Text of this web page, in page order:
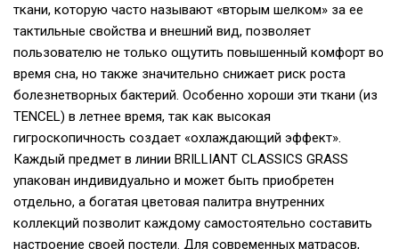
ткани, которую часто называют «вторым шелком» за ее
тактильные свойства и внешний вид, позволяет
пользователю не только ощутить повышенный комфорт во
время сна, но также значительно снижает риск роста
болезнетворных бактерий. Особенно хороши эти ткани (из
TENCEL) в летнее время, так как высокая
гигроскопичность создает «охлаждающий эффект».
Каждый предмет в линии BRILLIANT CLASSICS GRASS
упакован индивидуально и может быть приобретен
отдельно, а богатая цветовая палитра внутренних
коллекций позволит каждому самостоятельно составить
настроение своей постели. Для современных матрасов,